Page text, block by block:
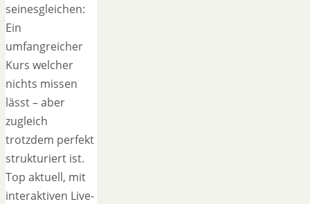
seinesgleichen:
Ein
umfangreicher
Kurs welcher
nichts missen
lässt – aber
zugleich
trotzdem perfekt
strukturiert ist.
Top aktuell, mit
interaktiven Live-